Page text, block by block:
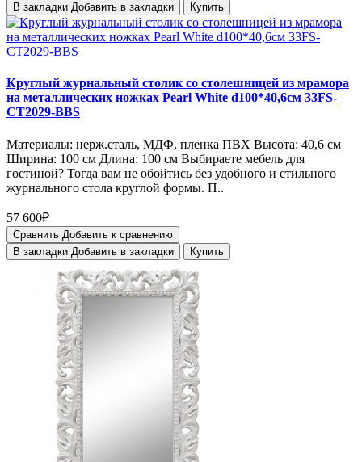
В закладки Добавить в закладки Купить
Круглый журнальный столик со столешницей из мрамора
на металлических ножках Pearl White d100*40,6см 33FS-
CT2029-BBS
Материалы: нерж.сталь, МДФ, пленка ПВХ Высота: 40,6 см
Ширина: 100 см Длина: 100 см Выбираете мебель для
гостиной? Тогда вам не обойтись без удобного и стильного
журнального стола круглой формы. П..
57 600₽
Сравнить Добавить к сравнению
В закладки Добавить в закладки Купить